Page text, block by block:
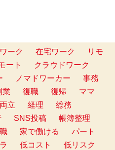
ーク 在宅ワーク
リモ
ート
クラウドワーク
ノマドワーカー
事務
業 復職 復帰
ママ
立 経理
総務
SNS投稿
帳簿整理
家で働ける
パート
低コスト 低リスク